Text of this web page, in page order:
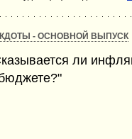
- ОСНОВНОЙ ВЫПУСК
ли